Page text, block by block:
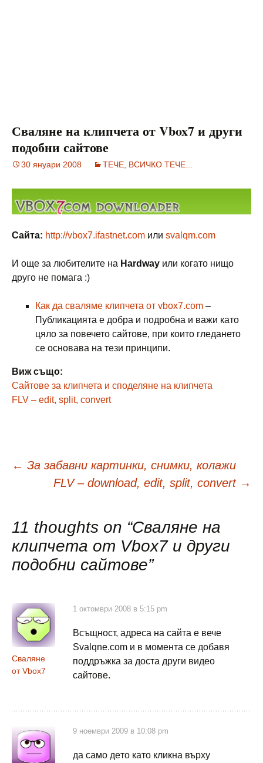
Сваляне на клипчета от Vbox7 и други
подобни сайтове
30 януари 2008 ТЕЧЕ, ВСИЧКО ТЕЧЕ...
Сайта: http://vbox7.ifastnet.com или svalqm.com
И още за любителите на Hardway или когато нищо
друго не помага :)
Как да сваляме клипчета от vbox7.com –
Публикацията е добра и подробна и важи като
цяло за повечето сайтове, при които гледането
се основава на тези принципи.
Виж също:
Сайтове за клипчета и споделяне на клипчета
FLV – edit, split, convert
Навигация
публикациите
← За забавни картинки, снимки, колажи
FLV – download, edit, split, convert →
11 thoughts on “Сваляне на
клипчета от Vbox7 и други
подобни сайтове”
Сваляне
от Vbox7
1 октомври 2008 в 5:15 pm
Всъщност, адреса на сайта е вече
Svalqne.com и в момента се добавя
поддръжка за доста други видео
сайтове.
9 ноември 2009 в 10:08 pm
да само дeтo катo кликнa върxу